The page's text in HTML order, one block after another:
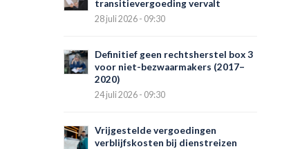
transitievergoeding vervalt
28 juli 2026 - 09:30
Definitief geen rechtsherstel box 3
voor niet-bezwaarmakers (2017–
2020)
24 juli 2026 - 09:30
Vrijgestelde vergoedingen
verblijfskosten bij dienstreizen